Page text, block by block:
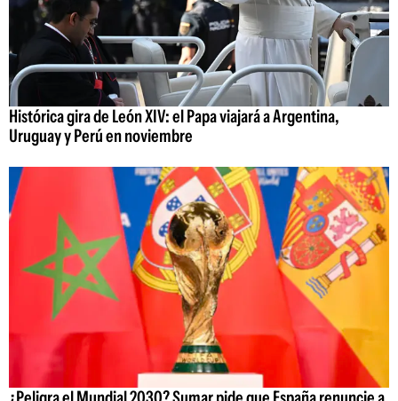
Histórica gira de León XIV: el Papa viajará a Argentina,
Uruguay y Perú en noviembre